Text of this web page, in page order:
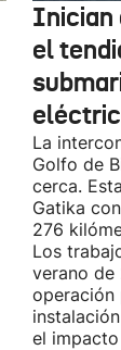
Inician
el
La
Golfo de
cerca.
Gatika
276
Los
verano de
operación
el impacto